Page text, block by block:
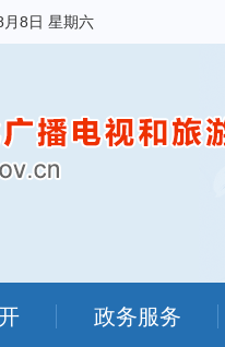
月8日 星期六
政务服务